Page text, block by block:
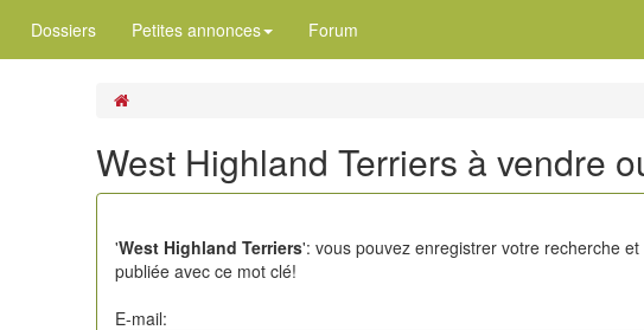
Dossiers Petites annonces Forum
West Highland Terriers à vendre
'West Highland Terriers': vous pouvez enregistrer votre recherche
publiée avec ce mot clé!
E-mail: